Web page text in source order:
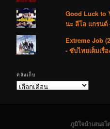
Good Luck to
นะ ลีโอ แกรนด์
Extreme Job
- ซับไทยเต็มเรื่อ
คลังเก็บ
คลัง
ภูมิใจนำเสนอโ